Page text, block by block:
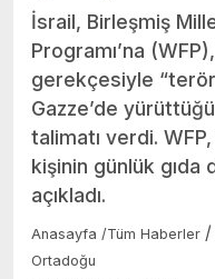
İsrail, Birleşmiş
Programı’na
gerekçesiyle
Gazze’de
talimatı verdi.
kişinin günlük
açıkladı.
Anasayfa /Tüm Haberler /
Ortadoğu